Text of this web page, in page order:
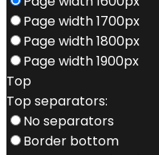
Page width 1700px
Page width 1800px
Page width 1900px
Top
Top separators:
No separators
Border bottom